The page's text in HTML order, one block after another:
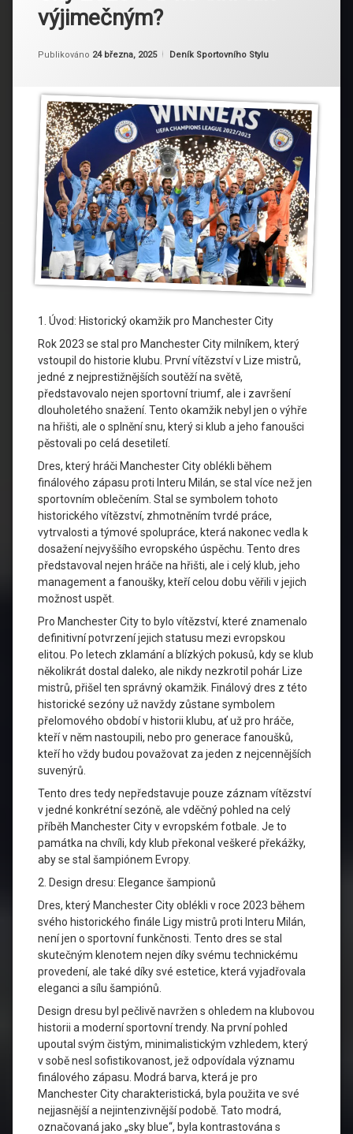
výjimečným?
Publikováno 24 března, 2025
Aktualizováno 24 března, 2025
Od Ruby
Kategorie:
Deník Sportovního Stylu
1. Úvod: Historický okamžik pro Manchester City
Rok 2023 se stal pro Manchester City milníkem, který
vstoupil do historie klubu. První vítězství v Lize mistrů,
jedné z nejprestižnějších soutěží na světě,
představovalo nejen sportovní triumf, ale i završení
dlouholetého snažení. Tento okamžik nebyl jen o výhře
na hřišti, ale o splnění snu, který si klub a jeho fanoušci
pěstovali po celá desetiletí.
Dres, který hráči Manchester City oblékli během
finálového zápasu proti Interu Milán, se stal více než jen
sportovním oblečením. Stal se symbolem tohoto
historického vítězství, zhmotněním tvrdé práce,
vytrvalosti a týmové spolupráce, která nakonec vedla k
dosažení nejvyššího evropského úspěchu. Tento dres
představoval nejen hráče na hřišti, ale i celý klub, jeho
management a fanoušky, kteří celou dobu věřili v jejich
možnost uspět.
Pro Manchester City to bylo vítězství, které znamenalo
definitivní potvrzení jejich statusu mezi evropskou
elitou. Po letech zklamání a blízkých pokusů, kdy se klub
několikrát dostal daleko, ale nikdy nezkrotil pohár Lize
mistrů, přišel ten správný okamžik. Finálový dres z této
historické sezóny už navždy zůstane symbolem
přelomového období v historii klubu, ať už pro hráče,
kteří v něm nastoupili, nebo pro generace fanoušků,
kteří ho vždy budou považovat za jeden z nejcennějších
suvenýrů.
Tento dres tedy nepředstavuje pouze záznam vítězství
v jedné konkrétní sezóně, ale vděčný pohled na celý
příběh Manchester City v evropském fotbale. Je to
památka na chvíli, kdy klub překonal veškeré překážky,
aby se stal šampiónem Evropy.
2. Design dresu: Elegance šampionů
Dres, který Manchester City oblékli v roce 2023 během
svého historického finále Ligy mistrů proti Interu Milán,
není jen o sportovní funkčnosti. Tento dres se stal
skutečným klenotem nejen díky svému technickému
provedení, ale také díky své estetice, která vyjadřovala
eleganci a sílu šampiónů.
Design dresu byl pečlivě navržen s ohledem na klubovou
historii a moderní sportovní trendy. Na první pohled
upoutal svým čistým, minimalistickým vzhledem, který
v sobě nesl sofistikovanost, jež odpovídala významu
finálového zápasu. Modrá barva, která je pro
Manchester City charakteristická, byla použita ve své
nejjasnější a nejintenzivnější podobě. Tato modrá,
označovaná jako „sky blue“, byla kontrastována s